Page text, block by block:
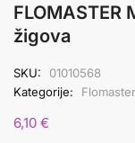
FLOMASTER
žigova
SKU:
01010568
Kategorije:
6,10 €